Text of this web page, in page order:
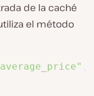
de la caché
el método